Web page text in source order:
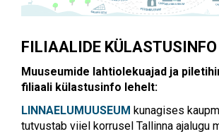
FILIAALIDE KÜLASTUSINFO
Muuseumide lahtiolekuajad ja
filiaali külastusinfo lehelt:
LINNAELUMUUSEUM kunagises
tutvustab viiel korrusel Tallinna ajalugu